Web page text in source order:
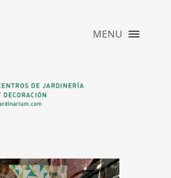
MENU ×
JARDINARIUM
NEWS